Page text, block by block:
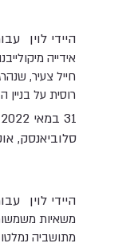
היידי לוין
חייל צעיר,
רוסית על בניין
31 במאי 2022
סלוביאנסק,
היידי לוין
משאיות
מתושביה